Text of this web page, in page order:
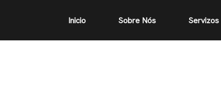
Inicio Sobre Nós Servizos